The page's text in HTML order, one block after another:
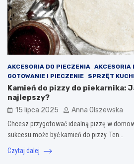
AKCESORIA DO PIECZENIA AKCESORIA
GOTOWANIE I PIECZENIE
SPRZĘT
Kamień do pizzy do piekarnika:
najlepszy?
15 lipca 2025 Anna Olszewska
Chcesz przygotować idealną pizzę w
sukcesu może być kamień do pizzy. Ten…
Czytaj dalej